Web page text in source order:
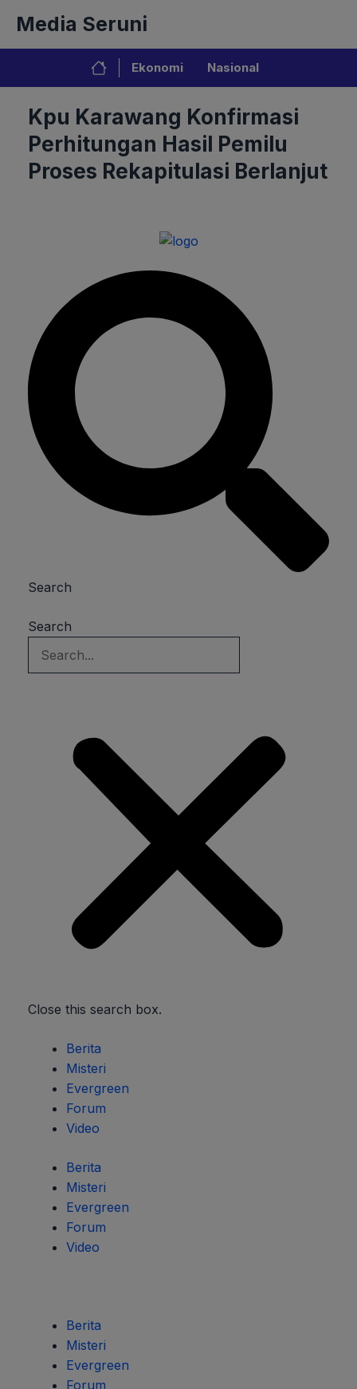
isi
Media Seruni
Ekonomi Nasional
Kpu Karawang Konfirmasi
Perhitungan Hasil Pemilu
Proses Rekapitulasi Berlanjut
Search
Search
Close this search box.
Berita
Misteri
Evergreen
Forum
Video
Berita
Misteri
Evergreen
Forum
Video
Berita
Misteri
Evergreen
Forum